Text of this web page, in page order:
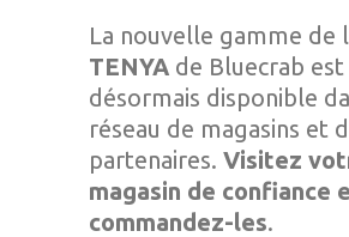
La nouvelle gamme de
TENYA de Bluecrab est
désormais disponible
réseau de magasins et
partenaires. Visitez
magasin de confiance
commandez-les.